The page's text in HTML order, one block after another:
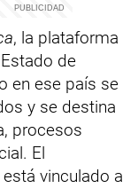
, la plataforma
de
en ese país se
y se destina
procesos
El
vinculado a